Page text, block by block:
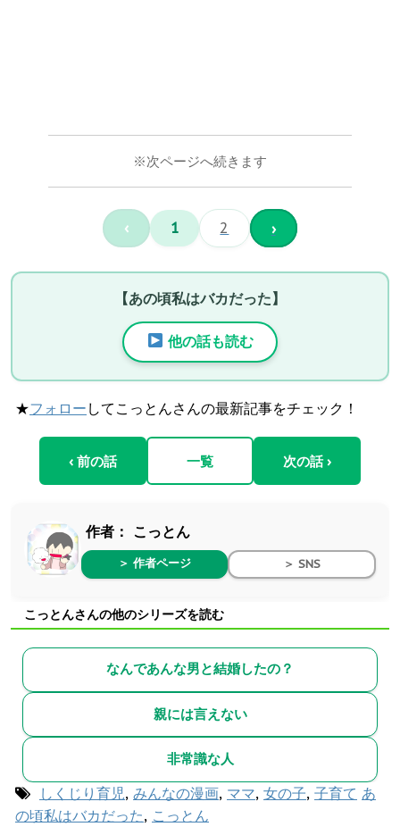
※次ページへ続きます
‹ 1 2 ›
【あの頃私はバカだった】
他の話も読む
★フォロー してこっとんさんの最新記事をチェック！
‹ 前の話 一覧 次の話 ›
作者： こっとん
＞ 作者ページ ＞ SNS
こっとんさんの他のシリーズを読む
なんであんな男と結婚したの？
親には言えない
非常識な人
しくじり育児, みんなの漫画, ママ, 女の子, 子育て あ
の頃私はバカだった, こっとん